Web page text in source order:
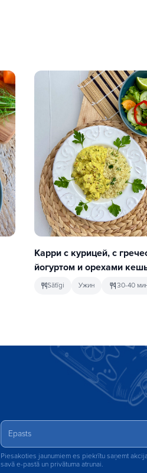
Карри с курицей, с
йогуртом и орехами
Sātīgi Ужин 30-40
Piesakoties jaunumiem es piekrītu saņemt
savā e-pastā un privātuma atrunai.